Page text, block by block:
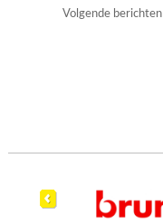
Volgende berichten